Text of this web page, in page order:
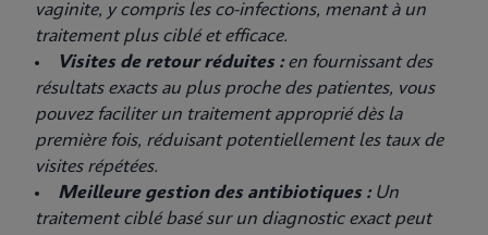
vaginite, y compris les co-infections, menant à un
traitement plus ciblé et efficace.
Visites de retour réduites :en fournissant des
résultats exacts au plus proche des patientes, vous
pouvez faciliter un traitement approprié dès la
première fois, réduisant potentiellement les taux de
visites répétées.
Meilleure gestion des antibiotiques :Un
traitement ciblé basé sur un diagnostic exact peut